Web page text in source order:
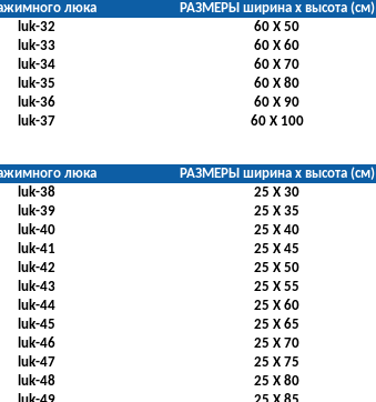
люка РАЗМЕРЫ ширина х высота (см)
luk-32
60 Х 50
luk-33
60 Х 60
luk-34
60 Х 70
luk-35
60 Х 80
luk-36
60 Х 90
luk-37
60 Х 100
люка РАЗМЕРЫ ширина х высота (см)
luk-38
25 Х 30
luk-39
25 Х 35
luk-40
25 Х 40
luk-41
25 Х 45
luk-42
25 Х 50
luk-43
25 Х 55
luk-44
25 Х 60
luk-45
25 Х 65
luk-46
25 Х 70
luk-47
25 Х 75
luk-48
25 Х 80